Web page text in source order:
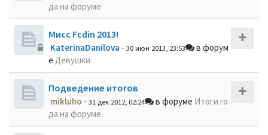
да на форуме
Мисс Fcdin 2013!
KaterinaDanilova - 30 июн 2013, 23:53
в форум
е Девушки
Подведение итогов
mikluho - 31 дек 2012, 02:24 в форуме Итоги го
да на форуме